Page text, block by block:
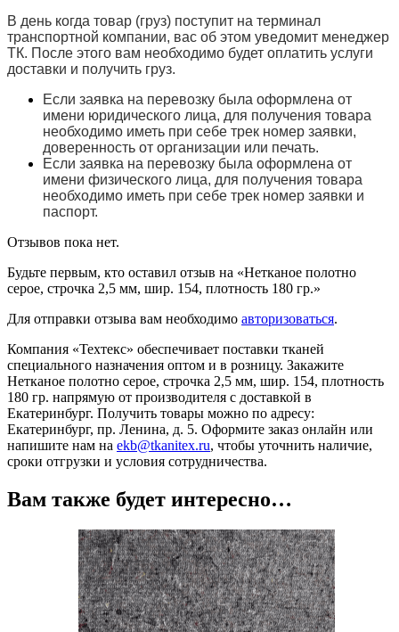
В день когда товар (груз) поступит на терминал
транспортной компании, вас об этом уведомит менеджер
ТК. После этого вам необходимо будет оплатить услуги
доставки и получить груз.
Если заявка на перевозку была оформлена от
имени юридического лица, для получения товара
необходимо иметь при себе трек номер заявки,
доверенность от организации или печать.
Если заявка на перевозку была оформлена от
имени физического лица, для получения товара
необходимо иметь при себе трек номер заявки и
паспорт.
Отзывов пока нет.
Будьте первым, кто оставил отзыв на «Нетканое полотно
серое, строчка 2,5 мм, шир. 154, плотность 180 гр.»
Для отправки отзыва вам необходимо авторизоваться.
Компания «Техтекс» обеспечивает поставки тканей
специального назначения оптом и в розницу. Закажите
Нетканое полотно серое, строчка 2,5 мм, шир. 154, плотность
180 гр. напрямую от производителя с доставкой в
Екатеринбург. Получить товары можно по адресу:
Екатеринбург, пр. Ленина, д. 5. Оформите заказ онлайн или
напишите нам на ekb@tkanitex.ru, чтобы уточнить наличие,
сроки отгрузки и условия сотрудничества.
Вам также будет интересно…